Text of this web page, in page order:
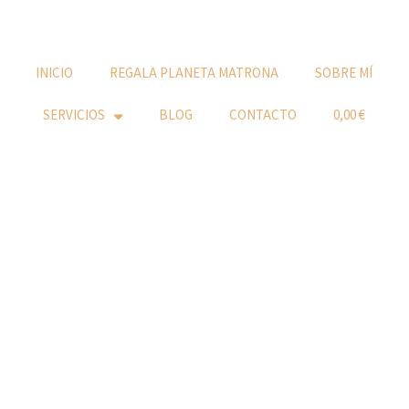
INICIO
REGALA PLANETA MATRONA SOBRE MÍ
SERVICIOS BLOG CONTACTO 0,00 €